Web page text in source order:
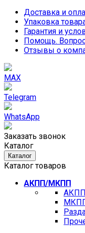
Доставка и
Упаковка
Гарантия и
Помощь.
Отзывы о
MAX
Telegram
WhatsApp
Заказать звонок
Каталог
Каталог
Каталог товаров
АКПП/МКПП
АКПП